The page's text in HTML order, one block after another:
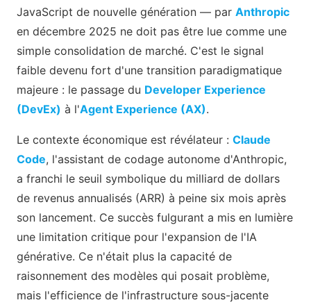
JavaScript de nouvelle génération — par Anthropic
en décembre 2025 ne doit pas être lue comme une
simple consolidation de marché. C'est le signal
faible devenu fort d'une transition paradigmatique
majeure : le passage du Developer Experience
(DevEx) à l'Agent Experience (AX).
Le contexte économique est révélateur : Claude
Code, l'assistant de codage autonome d'Anthropic,
a franchi le seuil symbolique du milliard de dollars
de revenus annualisés (ARR) à peine six mois après
son lancement. Ce succès fulgurant a mis en lumière
une limitation critique pour l'expansion de l'IA
générative. Ce n'était plus la capacité de
raisonnement des modèles qui posait problème,
mais l'efficience de l'infrastructure sous-jacente